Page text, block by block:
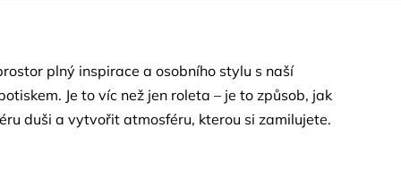
plný inspirace a osobního stylu s naší
Je to víc než jen roleta – je to způsob, jak
duši a vytvořit atmosféru, kterou si zamilujete.